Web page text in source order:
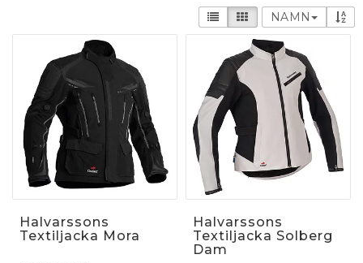
NAMN
Halvarssons
Textiljacka Mora
Halvarssons
Textiljacka Solberg
Dam